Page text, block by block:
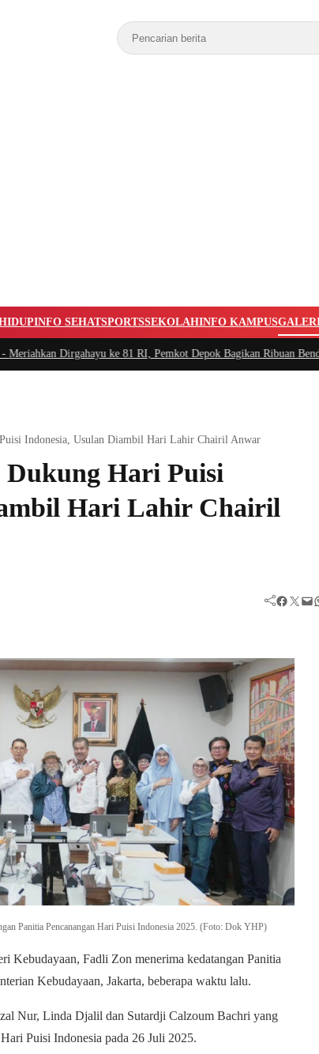
INFO SEHATSPORTSSEKOLAHINFO KAMPUS
Dirgahayu ke 81 RI, Pemkot Depok Bagikan Ribuan Bendera
Indonesia, Usulan Diambil Hari Lahir Chairil Anwar
Hari Puisi
Hari Lahir Chairil
Facebook Twitter Mail WhatsApp
Panitia Pencanangan Hari Puisi Indonesia 2025. (Foto: Dok YHP)
Kebudayaan, Fadli Zon menerima kedatangan Panitia
Kebudayaan, Jakarta, beberapa waktu lalu.
Nur, Linda Djalil dan Sutardji Calzoum Bachri yang
Puisi Indonesia pada 26 Juli 2025.